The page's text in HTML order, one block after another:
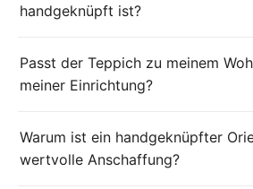
handgeknüpft ist?
Passt der Teppich zu meinem
meiner Einrichtung?
Warum ist ein handgeknüpfter
wertvolle Anschaffung?